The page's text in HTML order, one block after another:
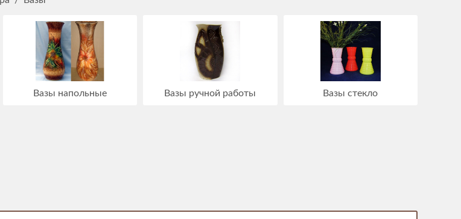
Вазы напольные Вазы ручной работы Вазы стекло